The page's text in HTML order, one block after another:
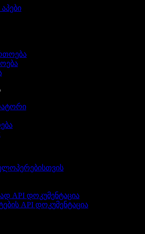
API დოკუმენტაცია
API დოკუმენტაცია